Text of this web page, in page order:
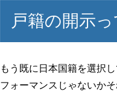
戸籍の開示
もう既に日本国籍を選択
フォーマンスじゃないかそ